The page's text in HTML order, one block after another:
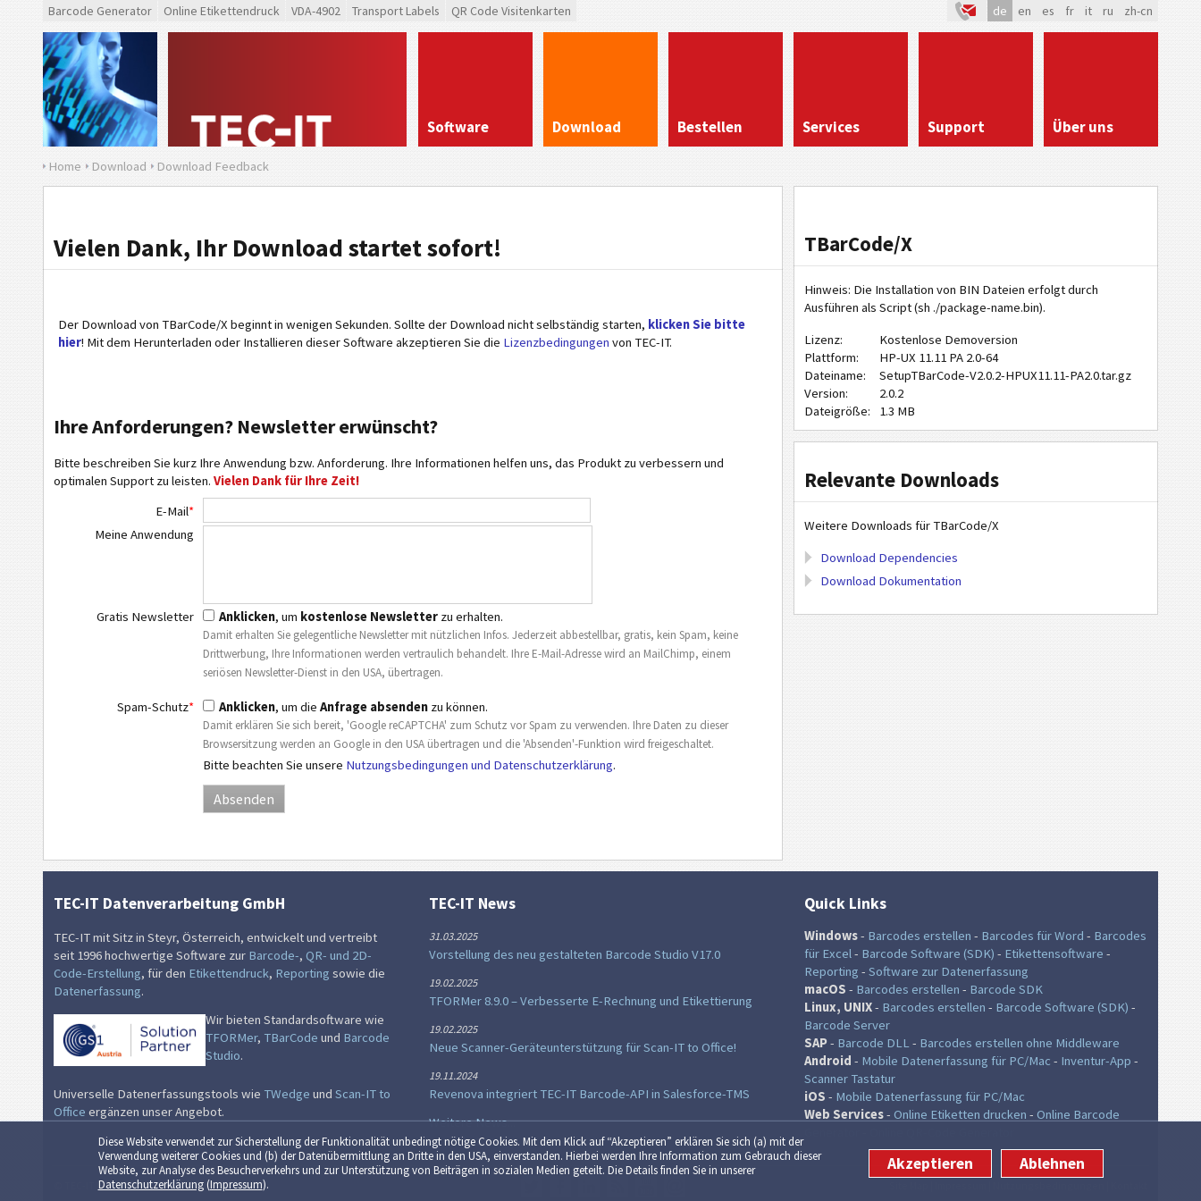
Diese Website verwendet zur Sicher­stellung der Funk­tionalität unbedingt nötige Cookies. Mit dem Klick auf “Akzeptieren” erklären Sie sich (a) mit der
Verwendung weiterer Cookies und (b) der Daten­übermittlung an Dritte in den USA, einverstanden. Hierbei werden Ihre Information zum Gebrauch dieser
Website, zur Analyse des Besucher­verkehrs und zur Unter­stützung von Beiträgen in sozialen Medien geteilt. Die Details finden Sie in unserer
Datenschutzerklärung(Impressum).
Akzeptieren Ablehnen
Barcode Generator Online Etikettendruck VDA-4902 Transport Labels QR Code Visitenkarten de en es fr it ru zh-cn
Software Download Bestellen Services Support Über uns
Home Download Download Feedback
Vielen Dank, Ihr Download startet sofort!
Der Download von TBarCode/X beginnt in wenigen Sekunden. Sollte der Download nicht selbständig starten, klicken Sie bitte
hier! Mit dem Herunterladen oder Installieren dieser Software akzeptieren Sie die Lizenzbedingungen von TEC-IT.
Ihre Anforderungen? Newsletter erwünscht?
Bitte beschreiben Sie kurz Ihre Anwendung bzw. Anforderung. Ihre Informationen helfen uns, das Produkt zu verbessern und
optimalen Support zu leisten. Vielen Dank für Ihre Zeit!
E-Mail*
Meine Anwendung
Gratis Newsletter Anklicken, um kostenlose Newsletterzu erhalten.
Damit erhalten Sie gelegentliche Newsletter mit nützlichen Infos. Jederzeit abbestellbar, gratis, kein Spam, keine
Drittwerbung, Ihre Informationen werden vertraulich behandelt. Ihre E-Mail-Adresse wird an MailChimp, einem
seriösen Newsletter-Dienst in den USA, übertragen.
Spam-Schutz* Anklicken, um die Anfrage absendenzu können.
Damit erklären Sie sich bereit, 'Google reCAPTCHA' zum Schutz vor Spam zu verwenden. Ihre Daten zu dieser
Browsersitzung werden an Google in den USA übertragen und die 'Absenden'-Funktion wird freigeschaltet.
Bitte beachten Sie unsere Nutzungsbedingungen und Datenschutzerklärung.
TBarCode/X
Hinweis: Die Installation von BIN Dateien erfolgt durch
Ausführen als Script (sh ./package-name.bin).
Lizenz:
Kostenlose Demoversion
Plattform:
HP-UX 11.11 PA 2.0-64
Dateiname:
SetupTBarCode-V2.0.2-HPUX11.11-PA2.0.tar.gz
Version:
2.0.2
Dateigröße:
1.3 MB
Relevante Downloads
Weitere Downloads für TBarCode/X
Download Dependencies
Download Dokumentation
TEC-IT Datenverarbeitung GmbH
TEC-IT mit Sitz in Steyr, Österreich, entwickelt und vertreibt
seit 1996 hochwertige Software zur Barcode-, QR- und 2D-
Code-Erstellung, für den Etikettendruck, Reporting sowie die
Datenerfassung.
Wir bieten Standardsoftware wie
TFORMer, TBarCode und Barcode
Studio.
Universelle Datenerfassungstools wie TWedge und Scan-IT to
Office ergänzen unser Angebot.
TEC-IT News
31.03.2025
Vorstellung des neu gestalteten Barcode Studio V17.0
19.02.2025
TFORMer 8.9.0 – Verbesserte E-Rechnung und Etikettierung
19.02.2025
Neue Scanner-Geräteunterstützung für Scan-IT to Office!
19.11.2024
Revenova integriert TEC-IT Barcode-API in Salesforce-TMS
Weitere News...
Quick Links
Windows- Barcodes erstellen - Barcodes für Word - Barcodes
für Excel- Barcode Software (SDK) - Etikettensoftware -
Reporting - Software zur Datenerfassung
macOS - Barcodes erstellen - Barcode SDK
Linux, UNIX- Barcodes erstellen - Barcode Software (SDK) -
Barcode Server
SAP- Barcode DLL- Barcodes erstellen ohne Middleware
Android - Mobile Datenerfassung für PC/Mac - Inventur-App -
Scanner Tastatur
iOS - Mobile Datenerfassung für PC/Mac
Web Services- Online Etiketten drucken - Online Barcode
© TEC-IT Datenverarbeitung GmbH, Austria